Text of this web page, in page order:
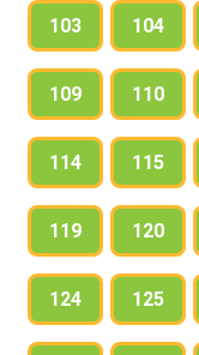
103 104
109 110
114 115
119 120
124 125